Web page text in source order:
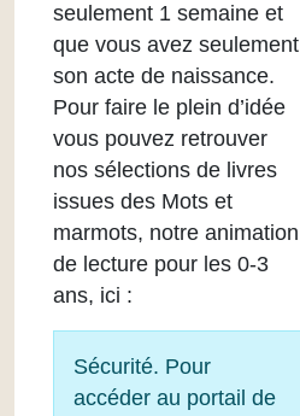
seulement 1 semaine et
que vous avez seulement
son acte de naissance.
Pour faire le plein d’idée
vous pouvez retrouver
nos sélections de livres
issues des Mots et
marmots, notre animation
de lecture pour les 0-3
ans, ici :
Sécurité. Pour
accéder au portail de